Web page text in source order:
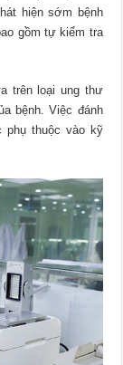
hiện sớm bệnh
gồm tự kiểm tra
trên loại ung thư
bệnh. Việc đánh
phụ thuộc vào kỹ